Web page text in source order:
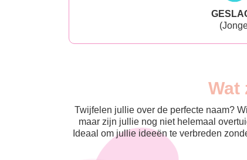
Wat
Twijfelen jullie over de perfecte naam?
maar zijn jullie nog niet helemaal
Ideaal om jullie ideeën te verbreden